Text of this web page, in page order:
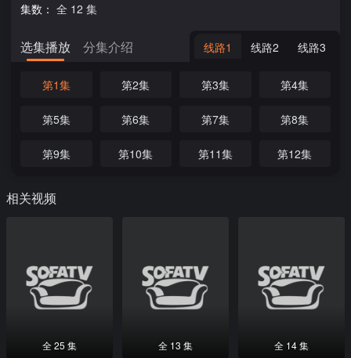
集数： 全 12 集
选集播放 分集介绍 线路1 线路2 线路3
第1集 第2集 第3集 第4集
第5集 第6集 第7集 第8集
第9集 第10集 第11集 第12集
相关视频
全 25 集 全 13 集 全 14 集